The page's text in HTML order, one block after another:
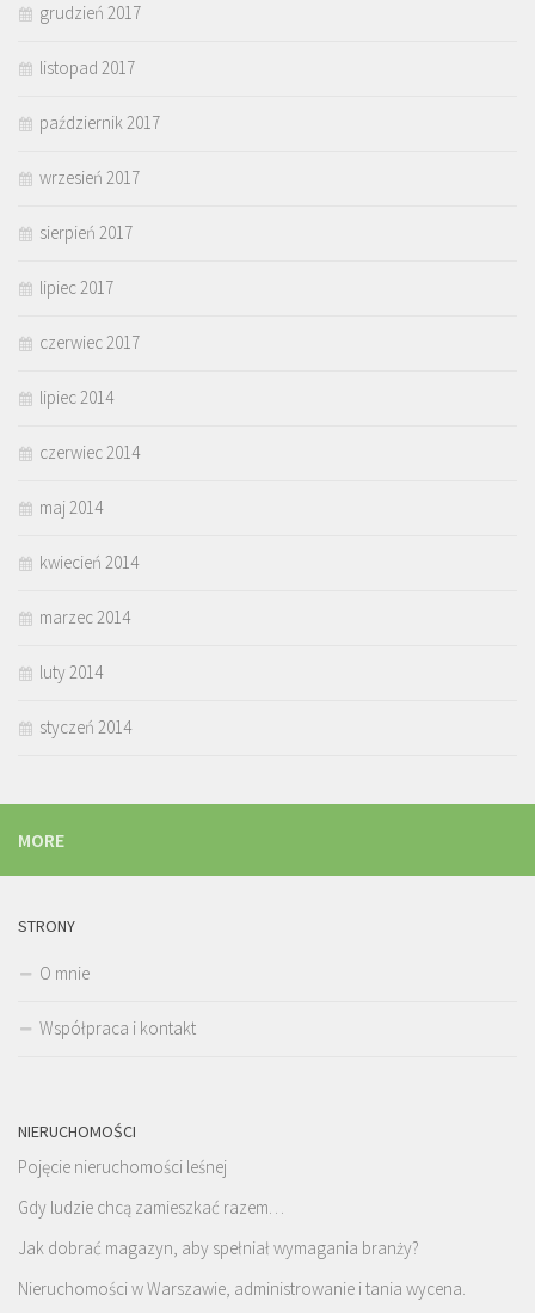
grudzień 2017
listopad 2017
październik 2017
wrzesień 2017
sierpień 2017
lipiec 2017
czerwiec 2017
lipiec 2014
czerwiec 2014
maj 2014
kwiecień 2014
marzec 2014
luty 2014
styczeń 2014
MORE
STRONY
O mnie
Współpraca i kontakt
NIERUCHOMOŚCI
Pojęcie nieruchomości leśnej
Gdy ludzie chcą zamieszkać razem…
Jak dobrać magazyn, aby spełniał wymagania branży?
Nieruchomości w Warszawie, administrowanie i tania wycena.